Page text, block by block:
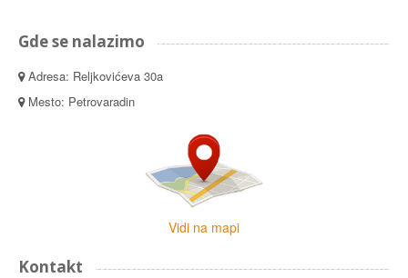
Gde se nalazimo
Adresa: Reljkovićeva 30a
Mesto: Petrovaradin
Vidi na mapi
Kontakt